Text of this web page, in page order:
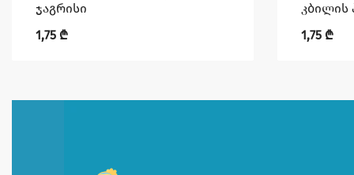
ჯაგრისი
1,75 ₾
კბილის
1,75 ₾